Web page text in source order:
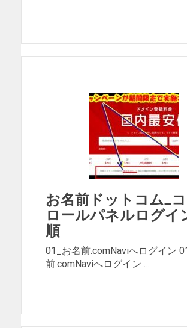
お名前ドットコム_
ロールパネルログイ
順
01_お名前.comNaviへログイン
前.comNaviへログイン …